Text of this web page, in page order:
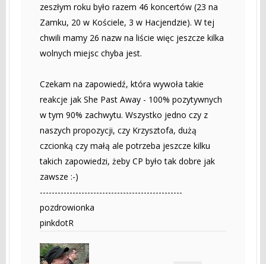
zeszłym roku było razem 46 koncertów (23 na
Zamku, 20 w Kościele, 3 w Hacjendzie). W tej
chwili mamy 26 nazw na liście więc jeszcze kilka
wolnych miejsc chyba jest.
Czekam na zapowiedź, która wywoła takie
reakcje jak She Past Away - 100% pozytywnych
w tym 90% zachwytu. Wszystko jedno czy z
naszych propozycji, czy Krzysztofa, dużą
czcionką czy małą ale potrzeba jeszcze kilku
takich zapowiedzi, żeby CP było tak dobre jak
zawsze :-)
------------------------------------------------
pozdrowionka
pinkdotR